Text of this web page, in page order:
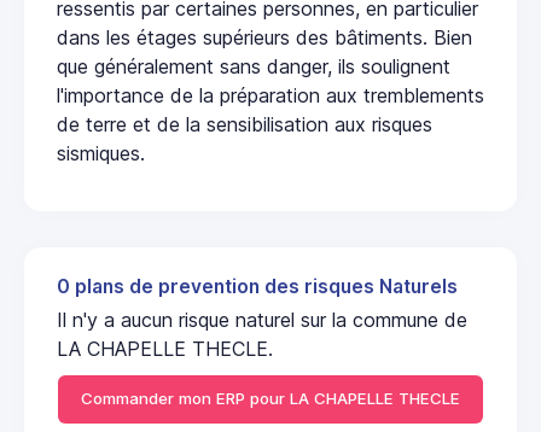
ressentis par certaines personnes, en particulier
dans les étages supérieurs des bâtiments. Bien
que généralement sans danger, ils soulignent
l'importance de la préparation aux tremblements
de terre et de la sensibilisation aux risques
sismiques.
0 plans de prevention des risques Naturels
Il n'y a aucun risque naturel sur la commune de
LA CHAPELLE THECLE.
Commander mon ERP pour LA CHAPELLE THECLE